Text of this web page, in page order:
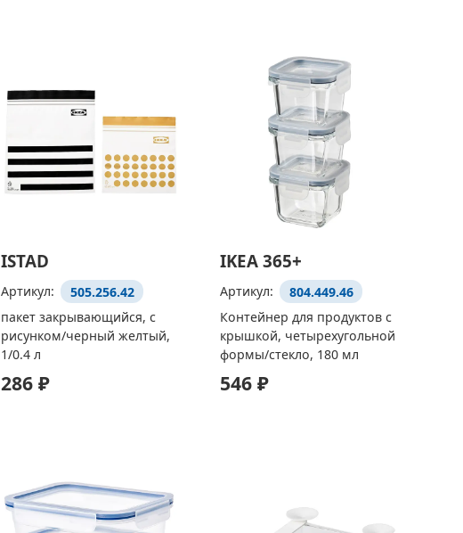
ISTAD
Артикул:
505.256.42
пакет закрывающийся, с
рисунком/черный желтый,
1/0.4 л
286 ₽
IKEA 365+
Артикул:
804.449.46
Контейнер для продуктов с
крышкой, четырехугольной
формы/стекло, 180 мл
546 ₽